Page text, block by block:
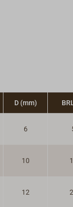
D (mm)
6
10
12